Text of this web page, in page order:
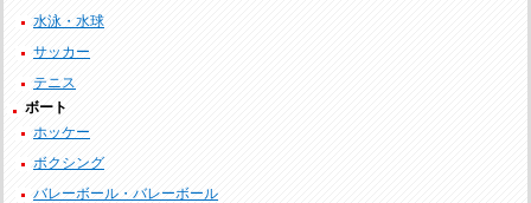
水泳・水球
サッカー
テニス
ボート
ホッケー
ボクシング
バレーボール・バレーボール